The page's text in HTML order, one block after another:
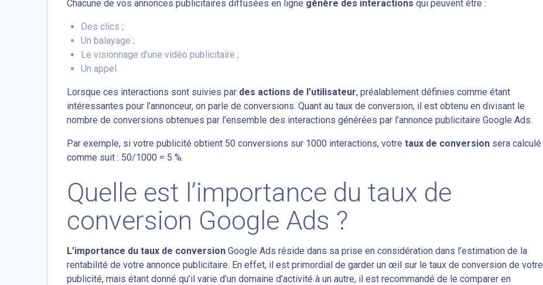
Chacune de vos annonces publicitaires diffusées en ligne génère des interactions qui peuvent être :
Des clics ;
Un balayage ;
Le visionnage d’une vidéo publicitaire ;
Un appel.
Lorsque ces interactions sont suivies par des actions de l’utilisateur, préalablement définies comme étant
intéressantes pour l’annonceur, on parle de conversions. Quant au taux de conversion, il est obtenu en divisant le
nombre de conversions obtenues par l’ensemble des interactions générées par l’annonce publicitaire Google Ads.
Par exemple, si votre publicité obtient 50 conversions sur 1000 interactions, votretaux de conversion sera calculé
comme suit : 50/1000 = 5 %.
Quelle est l’importance du taux de
conversion Google Ads ?
L’importance du taux de conversion Google Ads réside dans sa prise en considération dans l’estimation de la
rentabilité de votre annonce publicitaire. En effet, il est primordial de garder un œil sur le taux de conversion de votre
publicité, mais étant donné qu’il varie d’un domaine d’activité à un autre, il est recommandé de le comparer en